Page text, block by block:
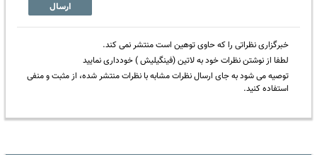
ارسال
خبرگزاری نظراتی را که حاوی توهین است منتشر نمی کند.
لطفا از نوشتن نظرات خود به لاتین (فینگیلیش ) خودداری نمایید
توصیه می شود به جای ارسال نظرات مشابه با نظرات منتشر شده، از مثبت و منفی
استفاده کنید.